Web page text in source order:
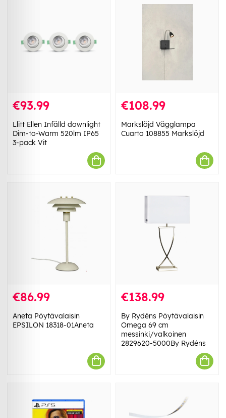
€93.99
Llitt Ellen Infälld downlight
Dim-to-Warm 520lm IP65
3-pack Vit
€108.99
Markslöjd Vägglampa
Cuarto 108855 Markslöjd
€86.99
Aneta Pöytävalaisin
EPSILON 18318-01Aneta
€138.99
By Rydéns Pöytävalaisin
Omega 69 cm
messinki/valkoinen
2829620-5000By Rydéns